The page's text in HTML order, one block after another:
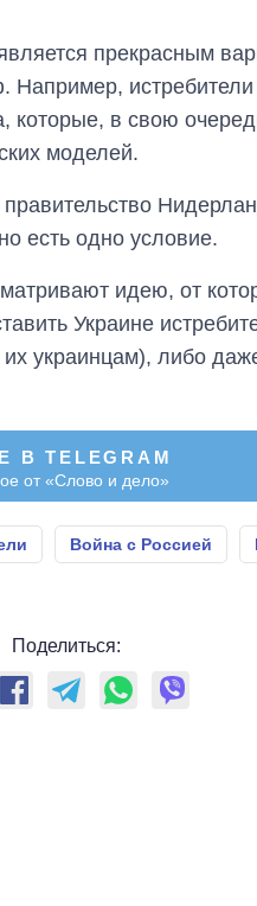
прекрасным
в свою
моделей.
есть одно условие.
идею, от
Украине
украинцам), либо
В TELEGRAM
от «Слово и дело»
Война с Россией
Поделиться: